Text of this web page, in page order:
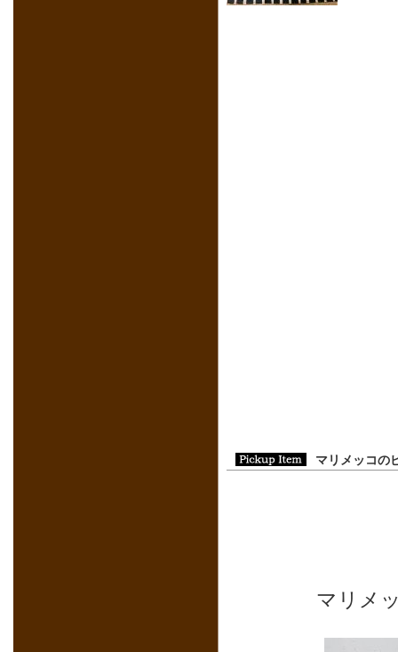
マリメッコの
マリメ